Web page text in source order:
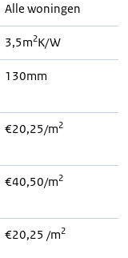
Alle woningen
3,5m2K/W
130mm
€20,25/m2
€40,50/m2
€20,25 /m2